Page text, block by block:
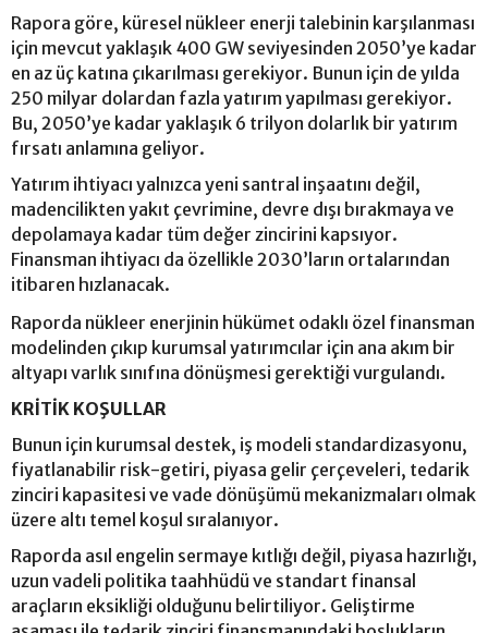
Rapora göre, küresel nükleer enerji talebinin karşılanması
için mevcut yaklaşık 400 GW seviyesinden 2050’ye kadar
en az üç katına çıkarılması gerekiyor. Bunun için de yılda
250 milyar dolardan fazla yatırım yapılması gerekiyor.
Bu, 2050’ye kadar yaklaşık 6 trilyon dolarlık bir yatırım
fırsatı anlamına geliyor.
Yatırım ihtiyacı yalnızca yeni santral inşaatını değil,
madencilikten yakıt çevrimine, devre dışı bırakmaya ve
depolamaya kadar tüm değer zincirini kapsıyor.
Finansman ihtiyacı da özellikle 2030’ların ortalarından
itibaren hızlanacak.
Raporda nükleer enerjinin hükümet odaklı özel finansman
modelinden çıkıp kurumsal yatırımcılar için ana akım bir
altyapı varlık sınıfına dönüşmesi gerektiği vurgulandı.
KRİTİK KOŞULLAR
Bunun için kurumsal destek, iş modeli standardizasyonu,
fiyatlanabilir risk-getiri, piyasa gelir çerçeveleri, tedarik
zinciri kapasitesi ve vade dönüşümü mekanizmaları olmak
üzere altı temel koşul sıralanıyor.
Raporda asıl engelin sermaye kıtlığı değil, piyasa hazırlığı,
uzun vadeli politika taahhüdü ve standart finansal
araçların eksikliği olduğunu belirtiliyor. Geliştirme